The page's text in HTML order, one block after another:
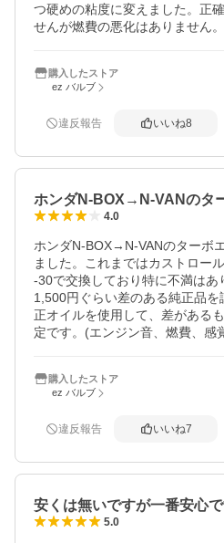
つ硬めの粘度に変えました。正
せんが燃費の悪化はありません
街中を走っています。自分でき
心して運転しています。もちろ
購入したストア
ez バルブ
違反報告 いいね8
ホンダN-BOX→N-VANのタ
4.0
ホンダN-BOX→N-VANのターボ
ました。これまではカストロー
-30で交換しており特に不満は
1,500円ぐらい差のある純正品
正オイルを使用して、差がある
定です。(エンジン音、燃費、感
購入したストア
ez バルブ
違反報告 いいね7
安くは無いですが一番安心
5.0